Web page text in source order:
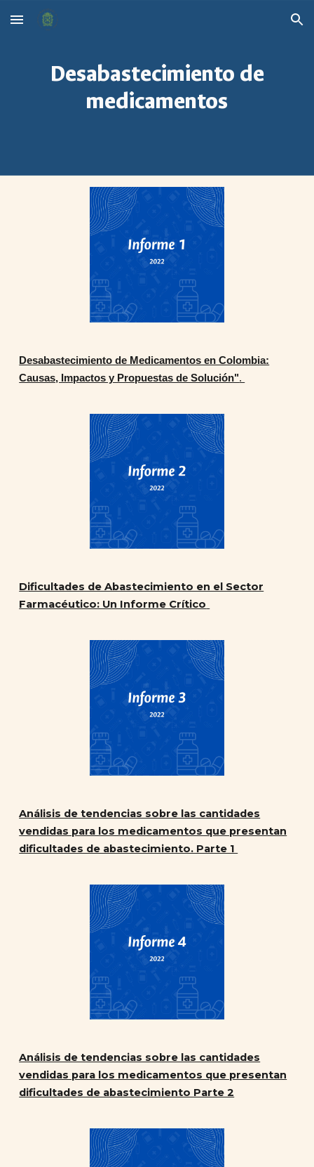
Skip to main content Skip to navigation
Desabastecimiento de
medicamentos
Desabastecimiento de Medicamentos en Colombia:
Causas, Impactos y Propuestas de Solución".
Dificultades de Abastecimiento en el Sector
Farmacéutico: Un Informe Crítico
Análisis de tendencias sobre las cantidades
vendidas para los medicamentos que presentan
dificultades de abastecimiento. Parte 1
Análisis de tendencias sobre las cantidades
vendidas para los medicamentos que presentan
dificultades de abastecimiento Parte 2